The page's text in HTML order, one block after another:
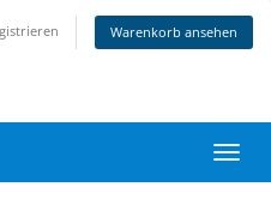
Warenkorb ansehen
ein-/